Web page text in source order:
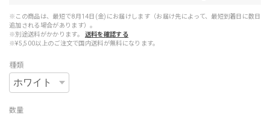
※この商品は、最短で8月14日(金)にお届けします（お届け先によって、最短到着日に数日
追加される場合があります）。
※別途送料がかかります。
送料を確認する
※¥5,500以上のご注文で国内送料が無料になります。
種類
数量